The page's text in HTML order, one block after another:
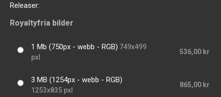
Releaser:
Royaltyfria bilder
1 Mb (750px - webb - RGB) 749x499
pxl
536,00 kr
3 MB (1254px - webb - RGB)
1253x835 pxl
865,00 kr